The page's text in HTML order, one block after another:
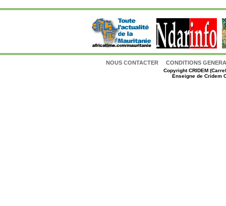
NOUS CONTACTER CONDITIONS
CopyrightCRIDEM
Enseigne de Cridem